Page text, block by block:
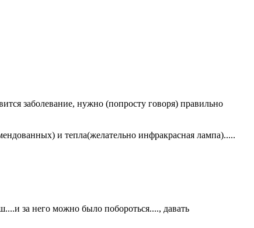
заболевание, нужно (попросту говоря) правильно
и тепла(желательно инфракрасная лампа).....
за него можно было побороться...., давать